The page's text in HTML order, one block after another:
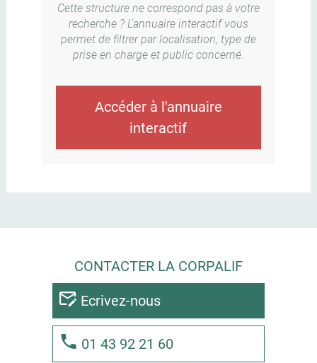
Cette structure ne correspond pas à votre
recherche ? L'annuaire interactif vous
permet de filtrer par localisation, type de
prise en charge et public concerné.
Accéder à l'annuaire
interactif
CONTACTER LA CORPALIF
Ecrivez-nous
01 43 92 21 60